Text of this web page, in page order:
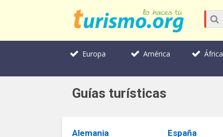
Europa América África
Guías turísticas
Alemania España